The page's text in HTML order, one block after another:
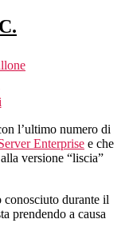
su
Il
caso
Linux&C.
l’ultimo numero di
Enterprise e che
versione “liscia”
conosciuto durante il
prendendo a causa